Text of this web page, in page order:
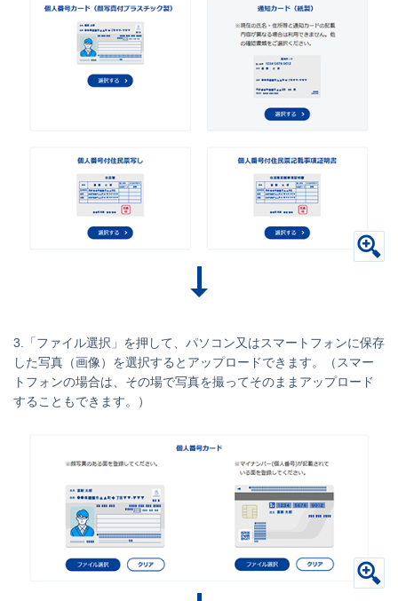
3.「ファイル選択」を押して、パソコン又はスマートフォンに保存
した写真（画像）を選択するとアップロードできます。（スマー
トフォンの場合は、その場で写真を撮ってそのままアップロード
することもできます。）